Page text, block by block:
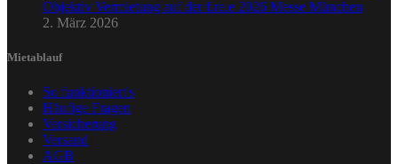
Objektiv Vermietung auf der f.re.e 2026 Messe München
2. März 2026
Mietablauf
So funktioniert's
Häufige Fragen
Versicherung
Versand
AGB